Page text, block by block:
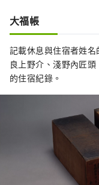
大福帳
記載休息與住宿者姓
良上野介、淺野內匠
的住宿紀錄。